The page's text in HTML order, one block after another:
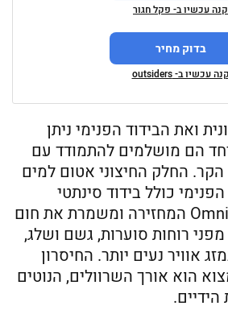
קנה עכשיו ב- פקל חגור
בדוק מחיר
קנה עכשיו ב- outsiders
ואת הבידוד הפנימי ניתן
הם מושלמים להתמודד עם
הקר. החלק החיצוני אטום למים
כולל בידוד סינתטי
בטכנולוגיית Omni-Heat המחזירה ומשמרת את חום
רוחות סוערות, גשם ושלג,
אוויר נעים יותר. החיסרון
הוא אורך השרוולים, הנוטים